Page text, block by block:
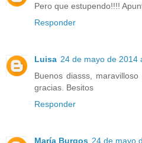
Pero que estupendo!!!!
Responder
Luisa 24 de mayo de 2014
Buenos diasss,
gracias. Besitos
Responder
María Burgos 24 de mayo